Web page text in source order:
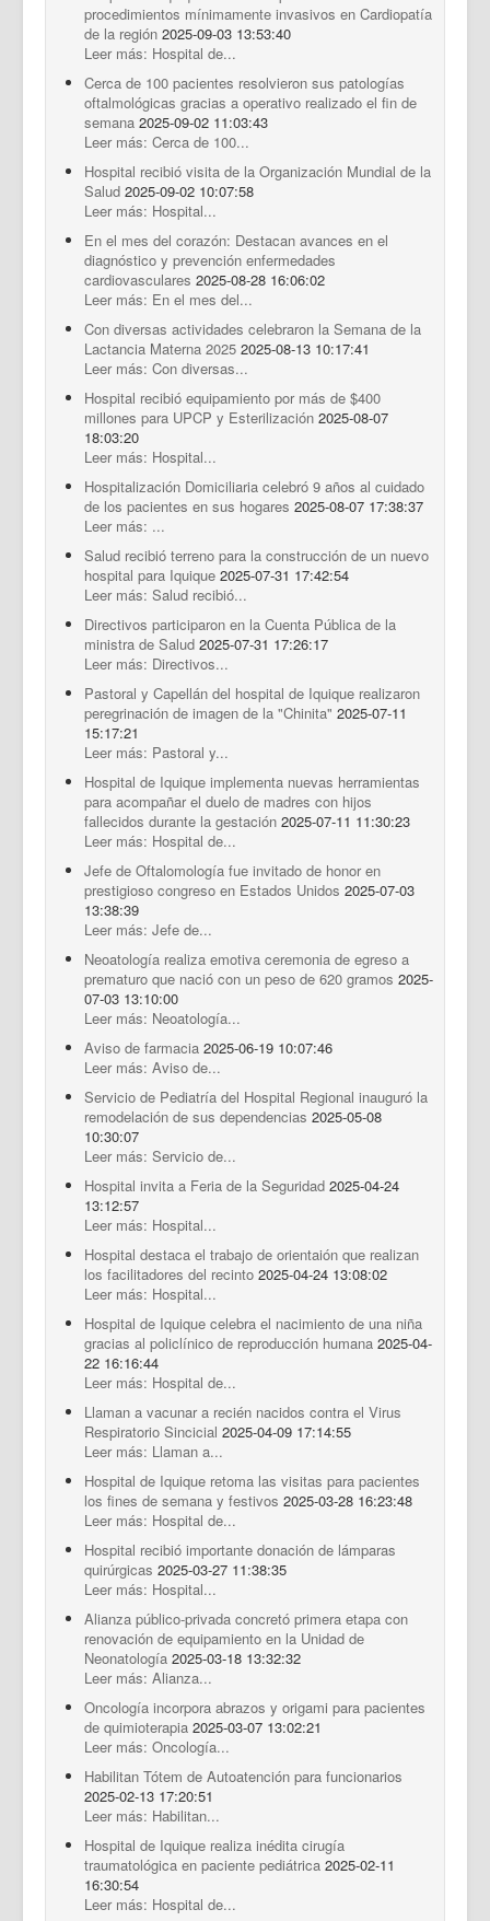
procedimientos mínimamente invasivos en Cardiopatía
de la región 2025-09-03 13:53:40
Leer más: Hospital de...
Cerca de 100 pacientes resolvieron sus patologías
oftalmológicas gracias a operativo realizado el fin de
semana 2025-09-02 11:03:43
Leer más: Cerca de 100...
Hospital recibió visita de la Organización Mundial de la
Salud 2025-09-02 10:07:58
Leer más: Hospital...
En el mes del corazón: Destacan avances en el
diagnóstico y prevención enfermedades
cardiovasculares 2025-08-28 16:06:02
Leer más: En el mes del...
Con diversas actividades celebraron la Semana de la
Lactancia Materna 2025 2025-08-13 10:17:41
Leer más: Con diversas...
Hospital recibió equipamiento por más de $400
millones para UPCP y Esterilización 2025-08-07
18:03:20
Leer más: Hospital...
Hospitalización Domiciliaria celebró 9 años al cuidado
de los pacientes en sus hogares 2025-08-07 17:38:37
Leer más: ...
Salud recibió terreno para la construcción de un nuevo
hospital para Iquique 2025-07-31 17:42:54
Leer más: Salud recibió...
Directivos participaron en la Cuenta Pública de la
ministra de Salud 2025-07-31 17:26:17
Leer más: Directivos...
Pastoral y Capellán del hospital de Iquique realizaron
peregrinación de imagen de la "Chinita" 2025-07-11
15:17:21
Leer más: Pastoral y...
Hospital de Iquique implementa nuevas herramientas
para acompañar el duelo de madres con hijos
fallecidos durante la gestación 2025-07-11 11:30:23
Leer más: Hospital de...
Jefe de Oftalomología fue invitado de honor en
prestigioso congreso en Estados Unidos 2025-07-03
13:38:39
Leer más: Jefe de...
Neoatología realiza emotiva ceremonia de egreso a
prematuro que nació con un peso de 620 gramos 2025-
07-03 13:10:00
Leer más: Neoatología...
Aviso de farmacia 2025-06-19 10:07:46
Leer más: Aviso de...
Servicio de Pediatría del Hospital Regional inauguró la
remodelación de sus dependencias 2025-05-08
10:30:07
Leer más: Servicio de...
Hospital invita a Feria de la Seguridad 2025-04-24
13:12:57
Leer más: Hospital...
Hospital destaca el trabajo de orientaión que realizan
los facilitadores del recinto 2025-04-24 13:08:02
Leer más: Hospital...
Hospital de Iquique celebra el nacimiento de una niña
gracias al policlínico de reproducción humana 2025-04-
22 16:16:44
Leer más: Hospital de...
Llaman a vacunar a recién nacidos contra el Virus
Respiratorio Sincicial 2025-04-09 17:14:55
Leer más: Llaman a...
Hospital de Iquique retoma las visitas para pacientes
los fines de semana y festivos 2025-03-28 16:23:48
Leer más: Hospital de...
Hospital recibió importante donación de lámparas
quirúrgicas 2025-03-27 11:38:35
Leer más: Hospital...
Alianza público-privada concretó primera etapa con
renovación de equipamiento en la Unidad de
Neonatología 2025-03-18 13:32:32
Leer más: Alianza...
Oncología incorpora abrazos y origami para pacientes
de quimioterapia 2025-03-07 13:02:21
Leer más: Oncología...
Habilitan Tótem de Autoatención para funcionarios
2025-02-13 17:20:51
Leer más: Habilitan...
Hospital de Iquique realiza inédita cirugía
traumatológica en paciente pediátrica 2025-02-11
16:30:54
Leer más: Hospital de...